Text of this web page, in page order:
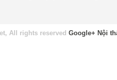
All rights reserved Google+ Nội